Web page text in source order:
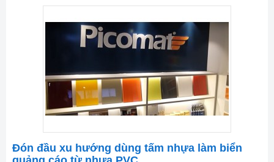
Đón đầu xu hướng dùng tấm nhựa làm biển